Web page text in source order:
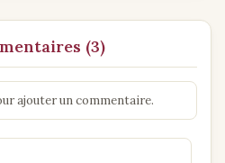
(3)
ajouter un commentaire.